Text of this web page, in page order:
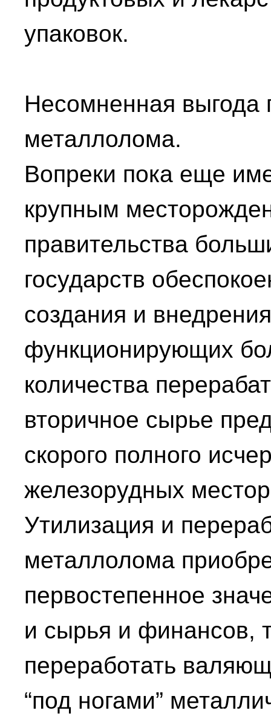
упаковок.
Несомненная выгода
металлолома.
Вопреки пока еще
крупным
правительства
государств
создания и
функционирующих
количества
вторичное сырье
скорого полного
железорудных
Утилизация и
металлолома
первостепенное
и сырья и финансов,
переработать
“под ногами”